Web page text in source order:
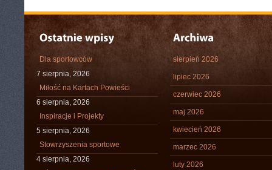
Dla sportowców
7 sierpnia, 2026
Miłość na Kartach Powieści
6 sierpnia, 2026
Inspiracje i Projekty
5 sierpnia, 2026
Stowrzyszenia sportowe
4 sierpnia, 2026
sierpień 2026
lipiec 2026
czerwiec 2026
maj 2026
kwiecień 2026
marzec 2026
luty 2026